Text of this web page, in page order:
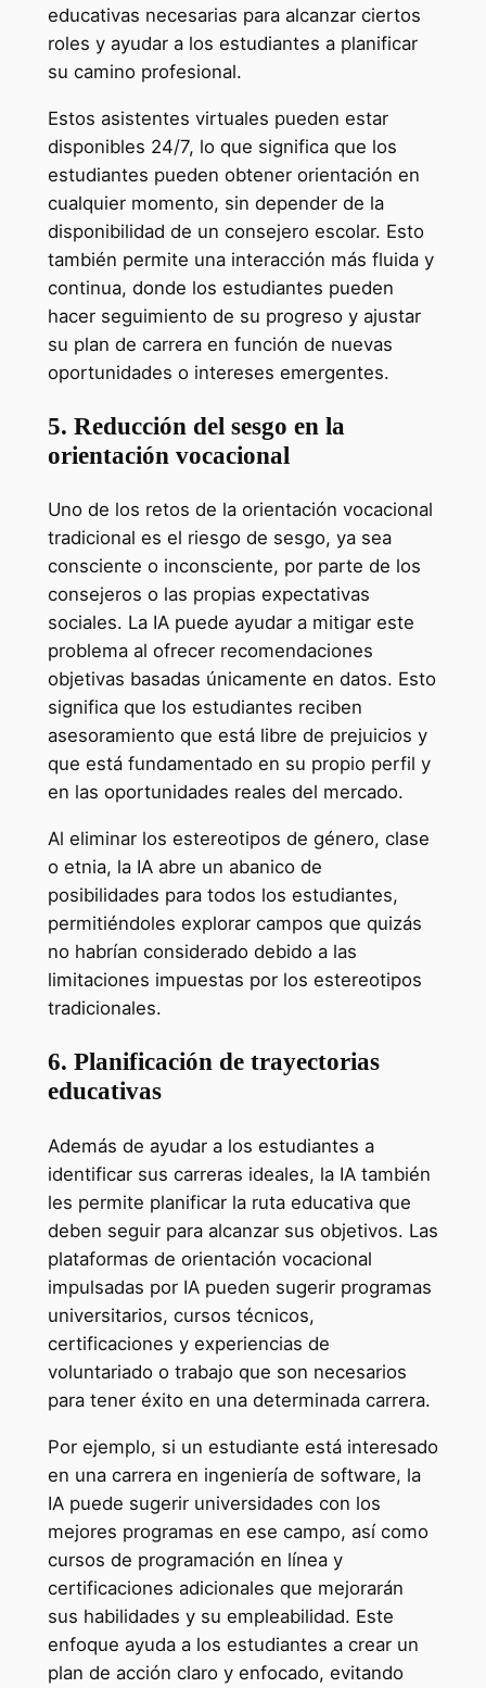
educativas necesarias para alcanzar ciertos
roles y ayudar a los estudiantes a planificar
su camino profesional.
Estos asistentes virtuales pueden estar
disponibles 24/7, lo que significa que los
estudiantes pueden obtener orientación en
cualquier momento, sin depender de la
disponibilidad de un consejero escolar. Esto
también permite una interacción más fluida y
continua, donde los estudiantes pueden
hacer seguimiento de su progreso y ajustar
su plan de carrera en función de nuevas
oportunidades o intereses emergentes.
5. Reducción del sesgo en la
orientación vocacional
Uno de los retos de la orientación vocacional
tradicional es el riesgo de sesgo, ya sea
consciente o inconsciente, por parte de los
consejeros o las propias expectativas
sociales. La IA puede ayudar a mitigar este
problema al ofrecer recomendaciones
objetivas basadas únicamente en datos. Esto
significa que los estudiantes reciben
asesoramiento que está libre de prejuicios y
que está fundamentado en su propio perfil y
en las oportunidades reales del mercado.
Al eliminar los estereotipos de género, clase
o etnia, la IA abre un abanico de
posibilidades para todos los estudiantes,
permitiéndoles explorar campos que quizás
no habrían considerado debido a las
limitaciones impuestas por los estereotipos
tradicionales.
6. Planificación de trayectorias
educativas
Además de ayudar a los estudiantes a
identificar sus carreras ideales, la IA también
les permite planificar la ruta educativa que
deben seguir para alcanzar sus objetivos. Las
plataformas de orientación vocacional
impulsadas por IA pueden sugerir programas
universitarios, cursos técnicos,
certificaciones y experiencias de
voluntariado o trabajo que son necesarios
para tener éxito en una determinada carrera.
Por ejemplo, si un estudiante está interesado
en una carrera en ingeniería de software, la
IA puede sugerir universidades con los
mejores programas en ese campo, así como
cursos de programación en línea y
certificaciones adicionales que mejorarán
sus habilidades y su empleabilidad. Este
enfoque ayuda a los estudiantes a crear un
plan de acción claro y enfocado, evitando